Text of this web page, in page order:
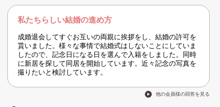
私たちらしい結婚の進め方
成婚退会してすぐお互いの両親に挨拶をし、結婚の許可を
貰いました。様々な事情で結婚式はしないことにしていま
したので、記念日になる日を選んで入籍をしました。同時
に新居を探して同居を開始しています。近々記念の写真を
撮りたいと検討しています。
他の会員様の回答を見る